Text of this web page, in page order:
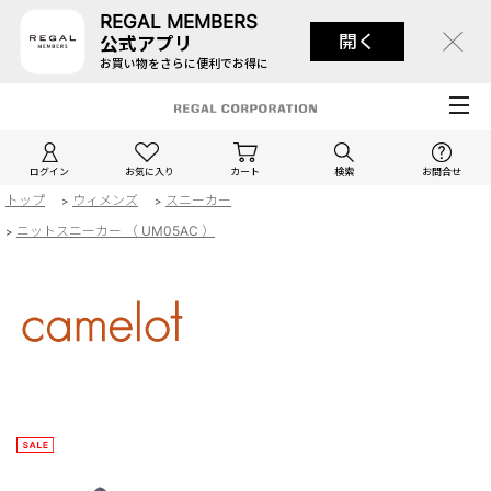
REGAL MEMBERS
公式アプリ
お買い物をさらに便利でお得に
開く
ログイン お気に入り カート 検索 お問合せ
トップ > ウィメンズ > スニーカー
> ニットスニーカー （ UM05AC ）